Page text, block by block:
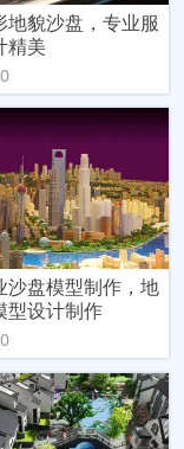
地貌沙盘，专业服
精美
沙盘模型制作，地
型设计制作